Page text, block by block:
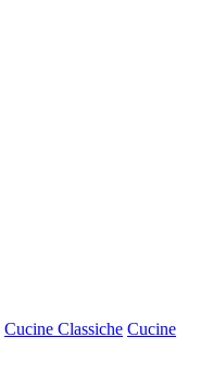
Cucine Classiche Cucine